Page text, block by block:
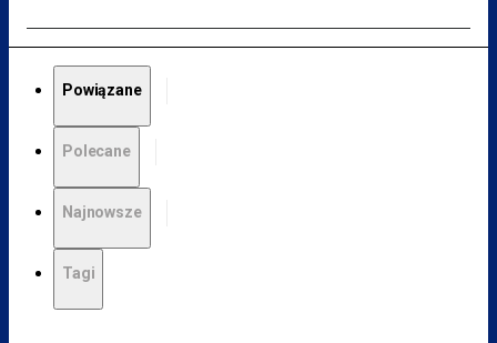
Powiązane
Polecane
Najnowsze
Tagi